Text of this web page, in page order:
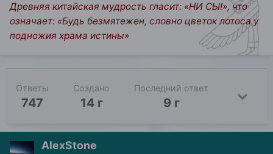
Древняя китайская мудрость гласит: «НИ СЫ!», что
означает: «Будь безмятежен, словно цветок лотоса у
подножия храма истины»
Ответы
747
Создано
14 г
Последний ответ
9 г
AlexStone